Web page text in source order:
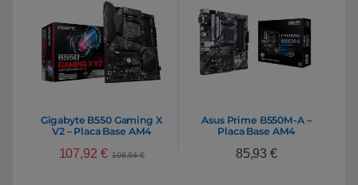
Gigabyte B550 Gaming X
V2 – Placa Base AM4
107,92 € 108,94€
Asus Prime B550M-A –
Placa Base AM4
85,93 €